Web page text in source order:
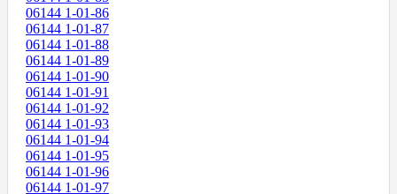
06144 1-01-86
06144 1-01-87
06144 1-01-88
06144 1-01-89
06144 1-01-90
06144 1-01-91
06144 1-01-92
06144 1-01-93
06144 1-01-94
06144 1-01-95
06144 1-01-96
06144 1-01-97